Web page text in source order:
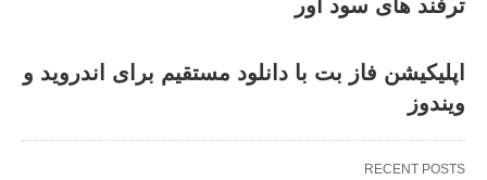
ترفند های سود آور
اپلیکیشن فاز بت با دانلود مستقیم برای اندروید و
ویندوز
RECENT POSTS